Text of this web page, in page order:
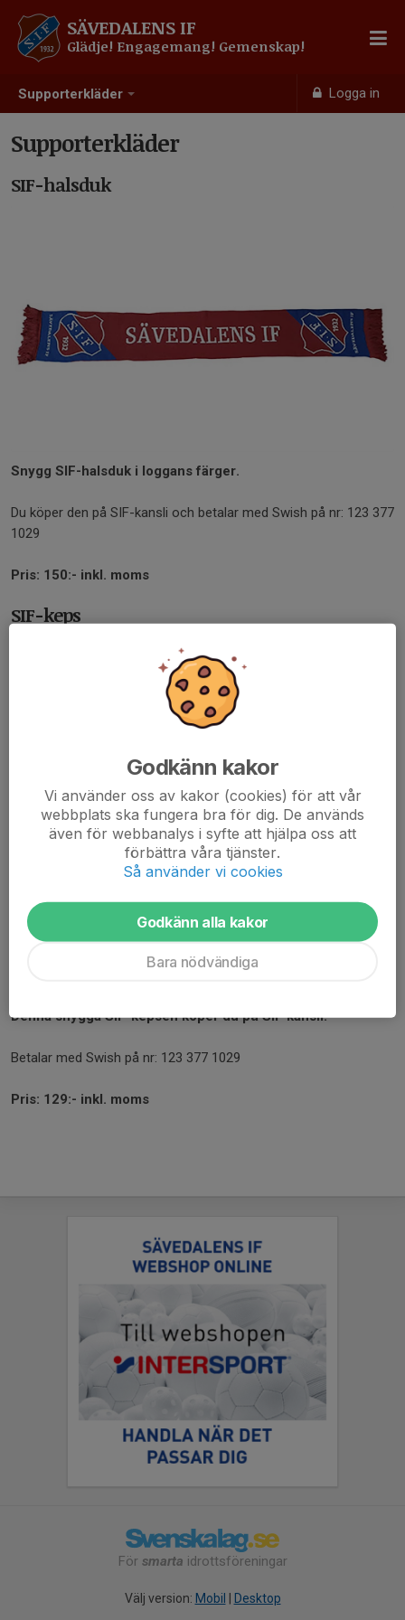
Supporterkläder Logga in
SÄVEDALENS IF
Glädje! Engagemang! Gemenskap!
Supporterkläder
SIF-halsduk
Snygg SIF-halsduk i loggans färger.
Du köper den på SIF-kansli och betalar med Swish på nr: 123 377
1029
Pris: 150:- inkl. moms
SIF-keps
Denna snygga SIF-kepsen köper du på SIF kansli.
Betalar med Swish på nr: 123 377 1029
Pris: 129:- inkl. moms
För smarta idrottsföreningar
Välj version: Mobil Desktop
Godkänn kakor
Vi använder oss av kakor (cookies) för att vår
webbplats ska fungera bra för dig. De används
även för webbanalys i syfte att hjälpa oss att
förbättra våra tjänster.
Så använder vi cookies
Godkänn alla kakor
Bara nödvändiga